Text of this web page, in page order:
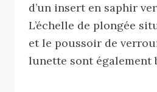
d’un insert en saphir
L’échelle de plongée
et le poussoir de
lunette sont également